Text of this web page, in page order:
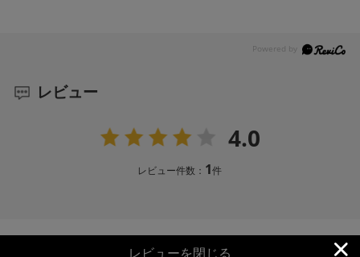
レビュー
4.0
レビュー件数： 1件
レビューを閉じる